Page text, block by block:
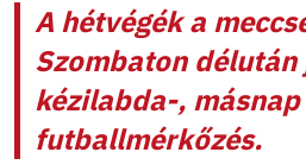
A hétvégék a
Szombaton
kézilabda-,
futballmérkőzés.